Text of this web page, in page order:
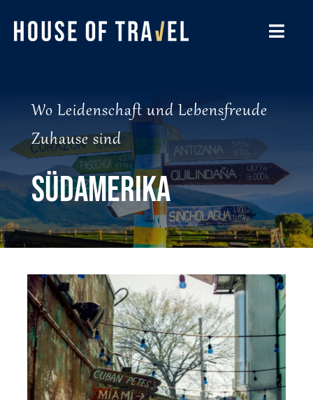
Inhalt
springen
DESTINATIONEN
UNSERE BÜROS
REISELUST
GUTSCHEINE
WISSENSWERTES
Wo Leidenschaft und Lebensfreude
Zuhause sind
Südamerika